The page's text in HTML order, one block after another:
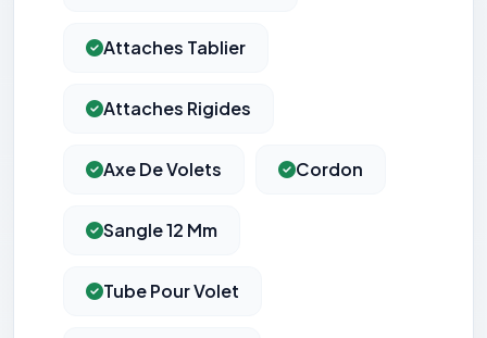
Attaches Tablier
Attaches Rigides
Axe De Volets Cordon
Sangle 12 Mm
Tube Pour Volet